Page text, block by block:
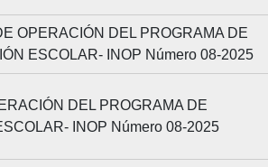
OPERACIÓN DEL PROGRAMA DE
ESCOLAR- INOP Número 08-2025
DEL PROGRAMA DE
INOP Número 08-2025